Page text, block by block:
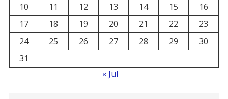
10
11 12 13 14 15
16
17
18 19 20 21 22
23
24
25 26 27 28 29
30
31
« Jul